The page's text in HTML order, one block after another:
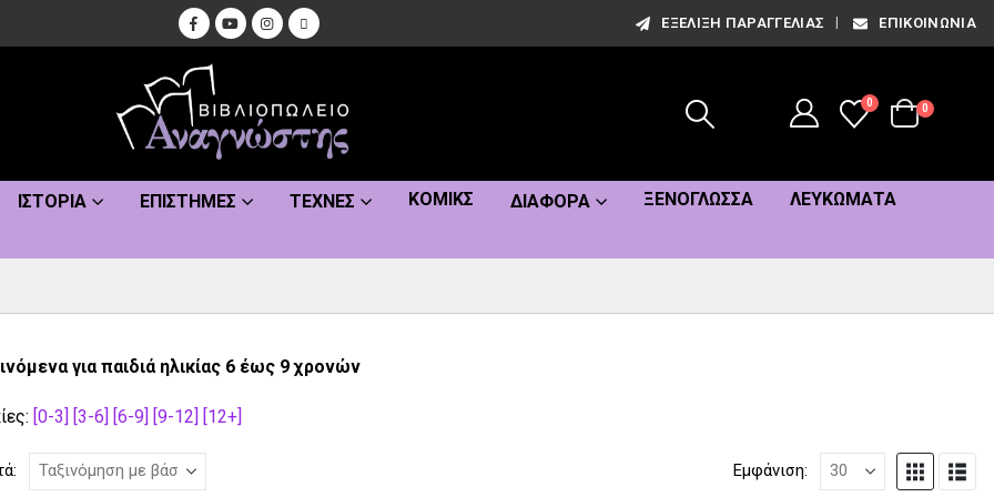
ΕΞΈΛΙΞΗ ΠΑΡΑΓΓΕΛΊΑΣ ΕΠΙΚΟΙΝΩΝΊΑ
0
0
ΙΣΤΟΡΊΑ ΕΠΙΣΤΉΜΕΣ ΤΈΧΝΕΣ ΚΌΜΙΚΣ ΔΙΆΦΟΡΑ ΞΕΝΌΓΛΩΣΣΑ
ΛΕΥΚΏΜΑΤΑ
για παιδιά ηλικίας 6 έως 9 χρονών
[0-3] [3-6] [6-9] [9-12] [12+]
Εμφάνιση: